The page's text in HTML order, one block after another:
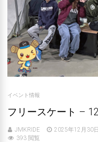
イベント情報
フリースケート –
JMKRIDE 2025年12月30日
393 閲覧